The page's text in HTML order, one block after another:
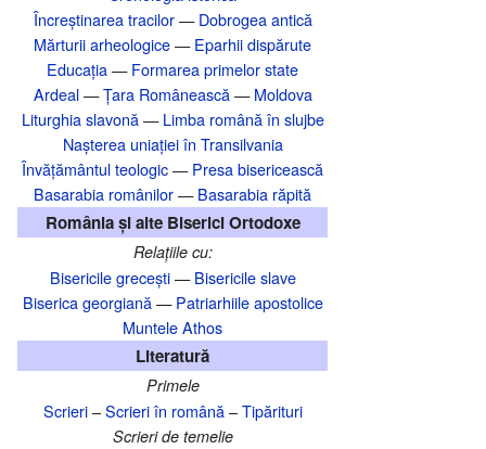
Încreștinarea tracilor—Dobrogea antică
Mărturii arheologice—Eparhii dispărute
Educația—Formarea primelor state
Ardeal—Țara Românească—Moldova
Liturghia slavonă—Limba română în slujbe
Nașterea uniației în Transilvania‎
Învățământul teologic—Presa bisericească
Basarabia românilor—Basarabia răpită
România și alte Biserici Ortodoxe
Relațiile cu:
Bisericile grecești—Bisericile slave
Biserica georgiană—Patriarhiile apostolice
Muntele Athos
Literatură
Primele
Scrieri–Scrieri în română–Tipărituri
Scrieri de temelie